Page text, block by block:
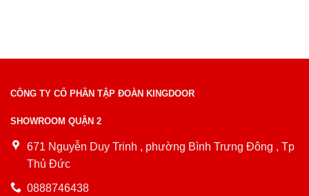
CÔNG TY CỔ PHẦN TẬP ĐOÀN KINGDOOR
SHOWROOM QUẬN 2
671 Nguyễn Duy Trinh , phường Bình Trưng Đông , Tp
Thủ Đức
0888746438